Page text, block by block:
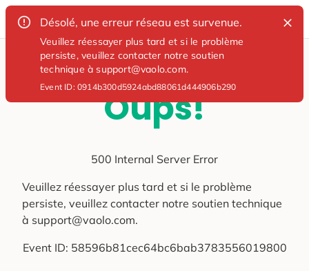
Désolé, une erreur réseau est survenue.
Veuillez réessayer plus tard et si le problème
persiste, veuillez contacter notre soutien
technique à support@vaolo.com.
Event ID:0914b300d5924abd88061d444906b290
Oups!
500 Internal Server Error
Veuillez réessayer plus tard et si le problème
persiste, veuillez contacter notre soutien technique
à support@vaolo.com.
Event ID: 58596b81cec64bc6bab3783556019800